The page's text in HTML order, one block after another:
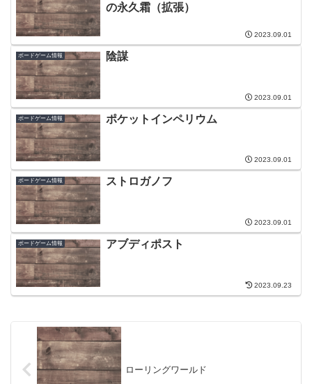
の永久霜（拡張）
2023.09.01
ボードゲーム情報 陰謀
2023.09.01
ボードゲーム情報 ポケットインペリウム
2023.09.01
ボードゲーム情報 ストロガノフ
2023.09.01
ボードゲーム情報 アブディポスト
2023.09.23
ローリングワールド